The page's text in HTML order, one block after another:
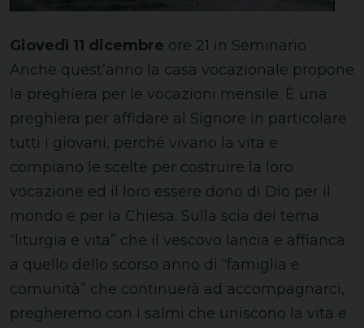
Giovedì 11 dicembre ore 21 in Seminario
Anche quest’anno la casa vocazionale propone
la preghiera per le vocazioni mensile. È una
preghiera per affidare al Signore in particolare
tutti i giovani, perché vivano la vita e
compiano le scelte per costruire la loro
vocazione ed il loro essere dono di Dio per il
mondo e per la Chiesa. Sulla scia del tema
“liturgia e vita” che il vescovo lancia e affianca
a quello dello scorso anno di “famiglia e
comunità” che continuerà ad accompagnarci,
pregheremo con i salmi che uniscono la vita e